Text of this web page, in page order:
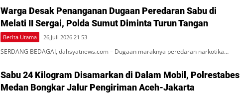
Warga Desak Penanganan Dugaan Peredaran Sabu di
Melati II Sergai, Polda Sumut Diminta Turun Tangan
Berita Utama 26,Juli 2026 21 53
SERDANG BEDAGAI, dahsyatnews.com – Dugaan maraknya peredaran narkotika…
Sabu 24 Kilogram Disamarkan di Dalam Mobil, Polrestabes
Medan Bongkar Jalur Pengiriman Aceh-Jakarta